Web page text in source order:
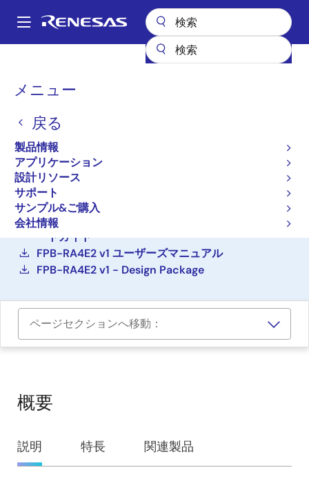
ン
Main
メニュー
戻る
製品情報
アプリケーション
設計リソース
サポート
サンプル&ご購入
会社情報
パ
く
ず
FPB-RA4E2
RA4E2 Fast Prototyping
Board
FPB-RA4E2
ご購入
FPB-RA4E2 Fast Prototyping Board クイックスタ
ートガイド
FPB-RA4E2 v1 ユーザーズマニュアル
FPB-RA4E2 v1 - Design Package
ページセクションへ移動：
概要
概
要
説明 特長 関連製品